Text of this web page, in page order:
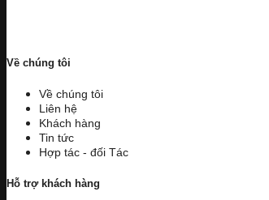
Về chúng tôi
Về chúng tôi
Liên hệ
Khách hàng
Tin tức
Hợp tác - đối Tác
Hỗ trợ khách hàng